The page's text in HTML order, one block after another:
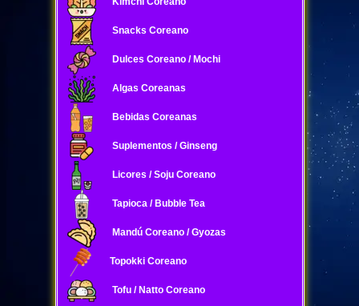
Snacks Coreano
Dulces Coreano / Mochi
Algas Coreanas
Bebidas Coreanas
Suplementos / Ginseng
Licores / Soju Coreano
Tapioca / Bubble Tea
Mandú Coreano / Gyozas
Topokki Coreano
Tofu / Natto Coreano